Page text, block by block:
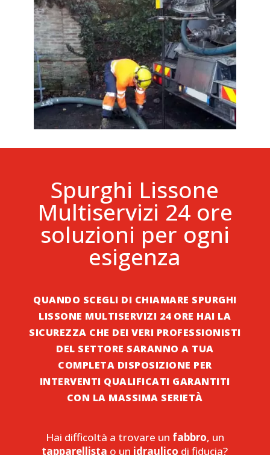
Spurghi Lissone
Multiservizi 24 ore
soluzioni per ogni
esigenza
QUANDO SCEGLI DI CHIAMARE SPURGHI
LISSONE MULTISERVIZI 24 ORE HAI LA
SICUREZZA CHE DEI VERI PROFESSIONISTI
DEL SETTORE SARANNO A TUA
COMPLETA DISPOSIZIONE PER
INTERVENTI QUALIFICATI GARANTITI
CON LA MASSIMA SERIETÀ
Hai difficoltà a trovare un fabbro, un
tapparellista o un idraulico di fiducia?